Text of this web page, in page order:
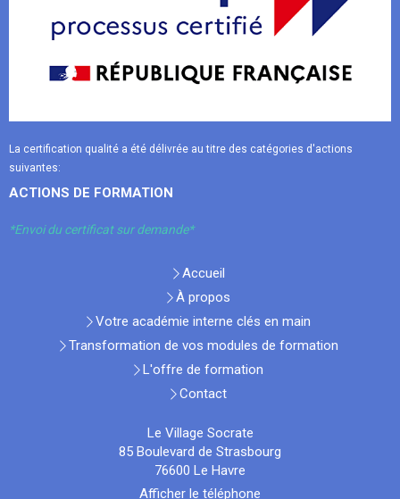
La certification qualité a été délivrée au titre des catégories d'actions
suivantes:
ACTIONS DE FORMATION
*Envoi du certificat sur demande*
Accueil
À propos
Votre académie interne clés en main
Transformation de vos modules de formation
L'offre de formation
Contact
Le Village Socrate
85 Boulevard de Strasbourg
76600 Le Havre
Afficher le téléphone